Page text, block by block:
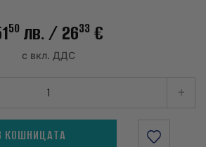
50 лв./ 2633 €
с вкл. ДДС
+
КОШНИЦАТА